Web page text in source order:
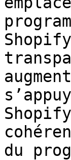
du